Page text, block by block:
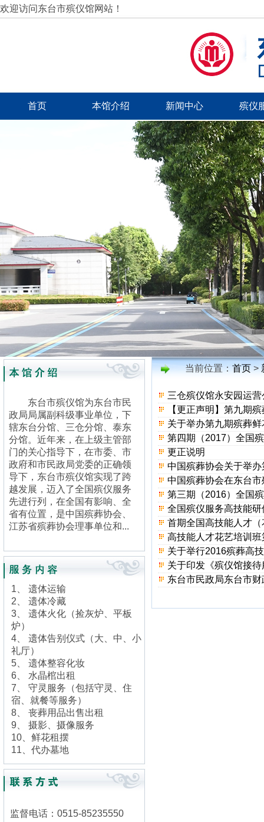
欢迎访问东台市殡仪馆网站！
首页 本馆介绍 新闻中心 殡仪
东台市殡仪馆为东台市民
政局局属副科级事业单位，下
辖东台分馆、三仓分馆、泰东
分馆。近年来，在上级主管部
门的关心指导下，在市委、市
政府和市民政局党委的正确领
导下，东台市殡仪馆实现了跨
越发展，迈入了全国殡仪服务
先进行列，在全国有影响、全
省有位置，是中国殡葬协会、
江苏省殡葬协会理事单位和...
1、 遗体运输
2、 遗体冷藏
3、 遗体火化（捡灰炉、平板
炉）
4、 遗体告别仪式（大、中、小
礼厅）
5、 遗体整容化妆
6、 水晶棺出租
7、 守灵服务（包括守灵、住
宿、就餐等服务）
8、 丧葬用品出售出租
9、 摄影、摄像服务
10、鲜花租摆
11、代办墓地
监督电话：0515-85235550
当前位置：首页>
三仓殡仪馆永安园运营
【更正声明】第九期
关于举办第九期殡葬
第四期（2017）全国
更正说明
中国殡葬协会关于举
中国殡葬协会在东台
第三期（2016）全国
全国殡仪服务高技能
首期全国高技能人才
高技能人才花艺培训
关于举行2016殡葬高
关于印发《殡仪馆接
东台市民政局东台市